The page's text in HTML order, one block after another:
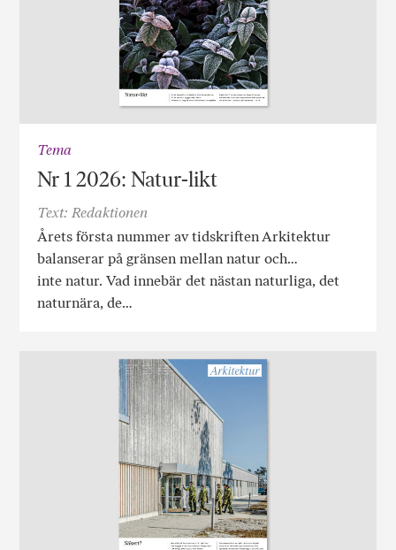
Tema
Nr 1 2026: Natur-likt
Text: Redaktionen
Årets första nummer av tidskriften Arkitektur
balanserar på gränsen mellan natur och…
inte natur. Vad innebär det nästan naturliga, det
naturnära, de…